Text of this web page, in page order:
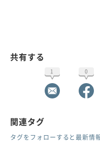
共有する
1 0
関連タグ
タグをフォローすると最新情